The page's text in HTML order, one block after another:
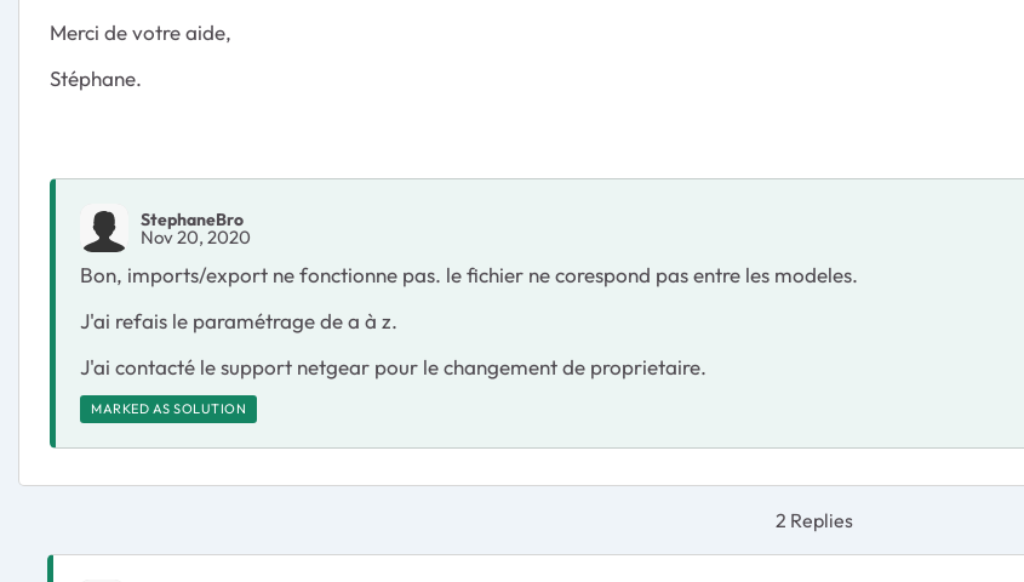
Merci de votre aide,
Stéphane.
StephaneBro
Nov 20, 2020
Bon, imports/export ne fonctionne pas. le fichier ne corespond pas entre les modeles.
J'ai refais le paramétrage de a à z.
J'ai contacté le support netgear pour le changement de proprietaire.
MARKED AS SOLUTION
2 Replies